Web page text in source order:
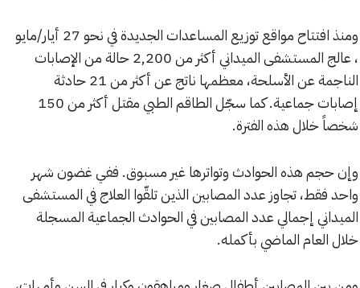
ومنذ افتتاح مواقع توزيع المساعدات الجديدة في نحو 27 أيار/مايو
، عالج المستشفى الميداني أكثر من 2,200 حالة من الإصابات
الناجمة عن الأسلحة، معظمها ناتج عن أكثر من 21 حادثة
إصابات جماعية. كما سجّل الطاقم الطبي مقتل أكثر من 150
شخصاً خلال هذه الفترة.
وإن حجم هذه الحوادث وتواترها غير مسبوق. ففي غضون شهر
واحد فقط، تجاوز عدد المصابين الذين تلقّوا العلاج في المستشفى
الميداني إجمالي عدد المصابين في الحوادث الجماعية المسجلة
خلال العام الماضي بأكمله.